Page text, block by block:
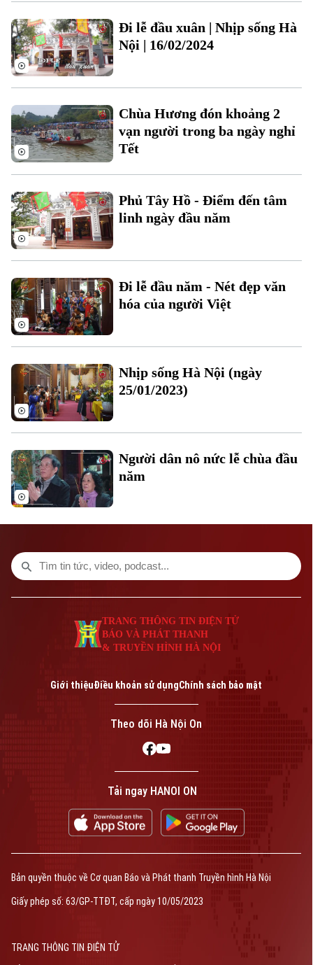
Theo dõi Hà Nội On
Quần vợt
Golf
Tin tức
Sao
Thời trang
Âm nhạc
Đã phát sóng
Liên hệ đường dây nóng (bấm để gọi)
Tòa soạn
0865.116.699 (hotline) 0865.116.699
phép số: Số 63/GP-TTDT, cấp ngày 10/05/2023
CỦA CƠ QUAN BÁO VÀ PHÁT THANH TRUYỀN HÌNH HÀ NỘI
Giám đốc: VŨ MINH TUẤN
Phó Giám đốc: Nguyễn Kim Khiêm, Nguyễn Minh Đức, Nguyễn Thành Lợi
Đi lễ đầu xuân | Nhịp sống Hà
Nội | 16/02/2024
Chùa Hương đón khoảng 2
vạn người trong ba ngày nghỉ
Tết
Phủ Tây Hồ - Điểm đến tâm
linh ngày đầu năm
Đi lễ đầu năm - Nét đẹp văn
hóa của người Việt
Nhịp sống Hà Nội (ngày
25/01/2023)
Người dân nô nức lễ chùa đầu
năm
TRANG THÔNG TIN ĐIỆN TỬ
BÁO VÀ PHÁT THANH
& TRUYỀN HÌNH HÀ NỘI
Giới thiệuĐiều khoản sử dụngChính sách bảo mật
Theo dõi Hà Nội On
Tải ngay HANOI ON
Bản quyền thuộc về Cơ quan Báo và Phát thanh Truyền hình Hà Nội
Giấy phép số: 63/GP-TTĐT, cấp ngày 10/05/2023
TRANG THÔNG TIN ĐIỆN TỬ